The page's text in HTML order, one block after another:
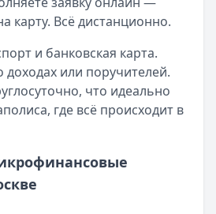
Госуслуги ускоряет
2025 г.
от Bigmani Ru: как
займа от Bigmani
2025 г.
карту. Всё дистанционно.
и банковская карта.
доходах или поручителей.
что идеально
где всё происходит в